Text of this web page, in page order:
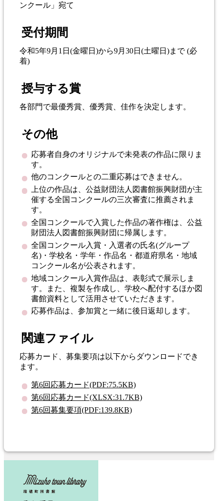
ンクール」宛て
受付期間
令和5年9月1日(金曜日)から9月30日(土曜日)まで (必
着)
授与する賞
各部門で最優秀賞、優秀賞、佳作を決定します。
その他
応募者自身のオリジナルで未発表の作品に限りま
す。
他のコンクールとの二重応募はできません。
上位の作品は、公益財団法人図書館振興財団が主
催する全国コンクールの三次審査に推薦されま
す。
全国コンクールで入賞した作品の著作権は、公益
財団法人図書館振興財団に帰属します。
全国コンクール入賞・入選者の氏名(グループ
名)・学校名・学年・作品名・都道府県名・地域
コンクール名が公表されます。
地域コンクール入賞作品は、表彰式で展示しま
す。また、複製を作成し、学校へ配付するほか図
書館資料として活用させていただきます。
応募作品は、参加賞と一緒に後日返却します。
関連ファイル
応募カード、募集要項は以下からダウンロードでき
ます。
第6回応募カード(PDF:75.5KB)
第6回応募カード(XLSX:31.7KB)
第6回募集要項(PDF:139.8KB)